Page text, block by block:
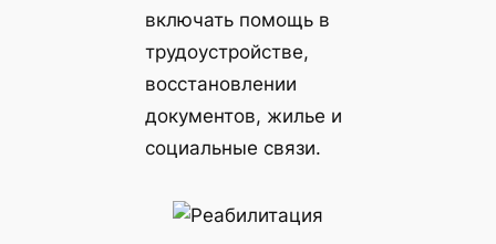
включать помощь в
трудоустройстве,
восстановлении
документов, жилье и
социальные связи.